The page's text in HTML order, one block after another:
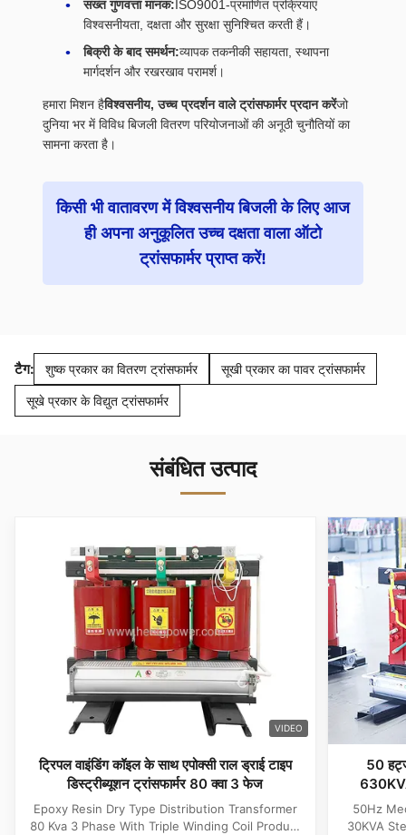
सख्त गुणवत्ता मानक:ISO9001-प्रमाणित प्रक्रियाएं
विश्वसनीयता, दक्षता और सुरक्षा सुनिश्चित करती हैं।
बिक्री के बाद समर्थन:व्यापक तकनीकी सहायता, स्थापना
मार्गदर्शन और रखरखाव परामर्श।
हमारा मिशन हैविश्वसनीय, उच्च प्रदर्शन वाले ट्रांसफार्मर प्रदान करेंजो
दुनिया भर में विविध बिजली वितरण परियोजनाओं की अनूठी चुनौतियों का
सामना करता है।
किसी भी वातावरण में विश्वसनीय बिजली के लिए आज
ही अपना अनुकूलित उच्च दक्षता वाला ऑटो
ट्रांसफार्मर प्राप्त करें!
टैग: शुष्क प्रकार का वितरण ट्रांसफार्मर सूखी प्रकार का पावर ट्रांसफार्मर
सूखे प्रकार के विद्युत ट्रांसफार्मर
संबंधित उत्पाद
VIDEO
ट्रिपल वाइंडिंग कॉइल के साथ एपोक्सी राल ड्राई टाइप
डिस्ट्रीब्यूशन ट्रांसफार्मर 80 क्वा 3 फेज
Epoxy Resin Dry Type Distribution Transformer
80 Kva 3 Phase With Triple Winding Coil Product
50
50Hz
30KVA